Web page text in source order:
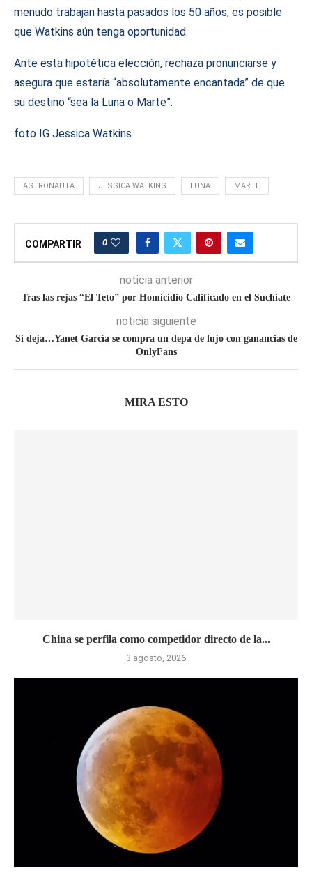
menudo trabajan hasta pasados los 50 años, es posible
que Watkins aún tenga oportunidad.
Ante esta hipotética elección, rechaza pronunciarse y
asegura que estaría “absolutamente encantada” de que
su destino “sea la Luna o Marte”.
foto IG Jessica Watkins
ASTRONAUTA JESSICA WATKINS LUNA MARTE
COMPARTIR 0
noticia anterior
Tras las rejas “El Teto” por Homicidio Calificado en el Suchiate
noticia siguiente
Si deja…Yanet García se compra un depa de lujo con ganancias de
OnlyFans
MIRA ESTO
China se perfila como competidor directo de la...
3 agosto, 2026